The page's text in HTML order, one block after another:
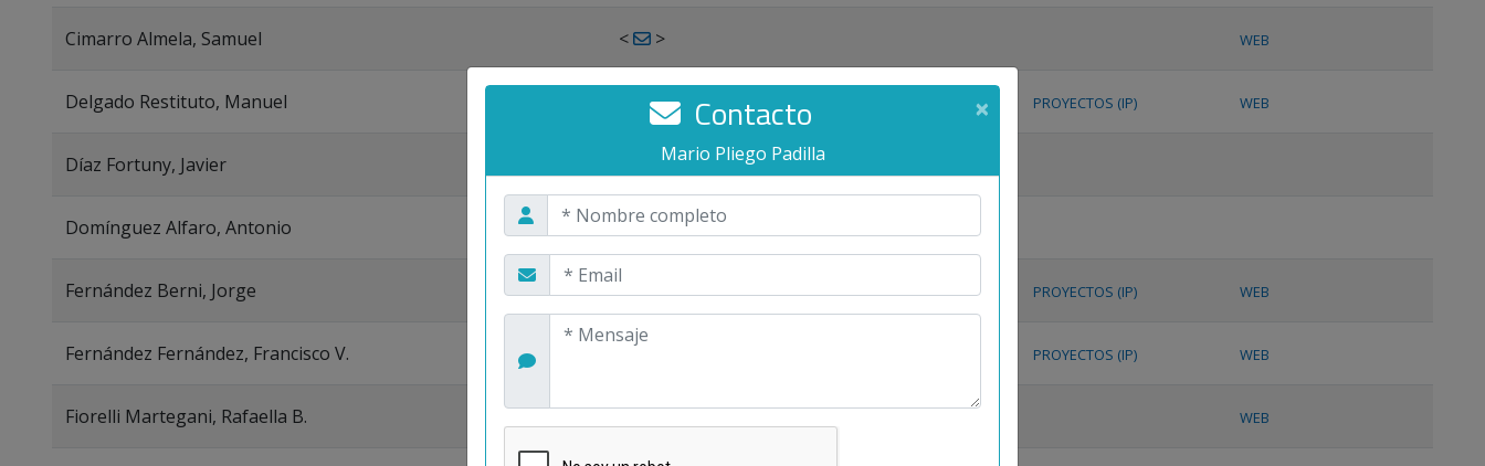
×
Contacto
Mario Pliego Padilla
Cimarro Almela, Samuel < > WEB
Delgado Restituto, Manuel > PROYECTOS (IP) WEB
Díaz Fortuny, Javier >
Domínguez Alfaro, Antonio < >
Fernández Berni, Jorge < > PUBLICACIONES PROYECTOS (IP) WEB
Fernández Fernández, Francisco V. PROYECTOS (IP) WEB
Fiorelli Martegani, Rafaella B. < > WEB